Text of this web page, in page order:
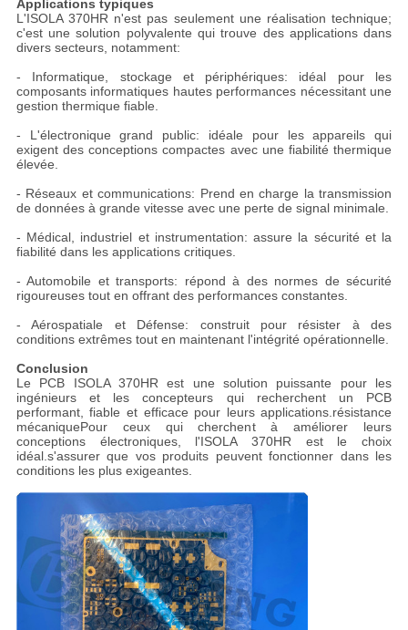
Applications typiques
L'ISOLA 370HR n'est pas seulement une réalisation technique;
c'est une solution polyvalente qui trouve des applications dans
divers secteurs, notamment:
- Informatique, stockage et périphériques: idéal pour les
composants informatiques hautes performances nécessitant une
gestion thermique fiable.
- L'électronique grand public: idéale pour les appareils qui
exigent des conceptions compactes avec une fiabilité thermique
élevée.
- Réseaux et communications: Prend en charge la transmission
de données à grande vitesse avec une perte de signal minimale.
- Médical, industriel et instrumentation: assure la sécurité et la
fiabilité dans les applications critiques.
- Automobile et transports: répond à des normes de sécurité
rigoureuses tout en offrant des performances constantes.
- Aérospatiale et Défense: construit pour résister à des
conditions extrêmes tout en maintenant l'intégrité opérationnelle.
Conclusion
Le PCB ISOLA 370HR est une solution puissante pour les
ingénieurs et les concepteurs qui recherchent un PCB
performant, fiable et efficace pour leurs applications.résistance
mécaniquePour ceux qui cherchent à améliorer leurs
conceptions électroniques, l'ISOLA 370HR est le choix
idéal.s'assurer que vos produits peuvent fonctionner dans les
conditions les plus exigeantes.